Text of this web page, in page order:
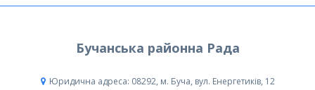
Бучанська районна Рада
Юридична адреса: 08292, м. Буча, вул. Енергетиків, 12